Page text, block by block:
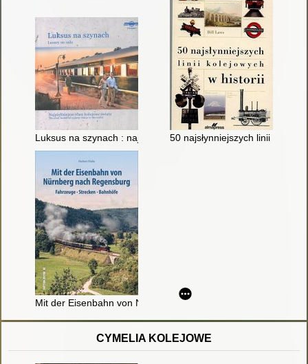
Luksus na szynach : najpiękniejsze trasy kolejowe świata =
50 najsłynniejszych linii
Mit der Eisenbahn von Nürnberg nach Regensburg :
CYMELIA KOLEJOWE